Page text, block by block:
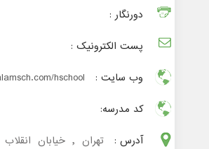
دورنگار :
پست الکترونیک :
وب سایت :
hschool/
کد مدرسه:
آدرس :
تهران , خیابان